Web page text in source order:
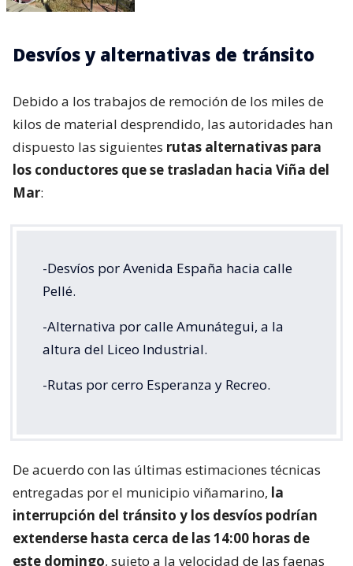
Desvíos y alternativas de tránsito
Debido a los trabajos de remoción de los miles de
kilos de material desprendido, las autoridades han
dispuesto las siguientes rutas alternativas para
los conductores que se trasladan hacia Viña del
Mar:
-Desvíos por Avenida España hacia calle
Pellé.
-Alternativa por calle Amunátegui, a la
altura del Liceo Industrial.
-Rutas por cerro Esperanza y Recreo.
De acuerdo con las últimas estimaciones técnicas
entregadas por el municipio viñamarino, la
interrupción del tránsito y los desvíos podrían
extenderse hasta cerca de las 14:00 horas de
este domingo, sujeto a la velocidad de las faenas